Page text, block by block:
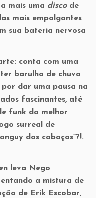
mais uma disco de
mais empolgantes
sua bateria nervosa
conta com uma
barulho de chuva
dar uma pausa na
fascinantes, até
funk da melhor
surreal de
dos cabaços”?!.
leva Nego
a mistura de
de Erik Escobar,